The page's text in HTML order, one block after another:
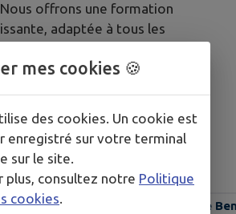
offrons une formation
adaptée à tous les
les informations utiles en
dédiée à L'Ecole Municipale
Théâtre (
de Musique, Danse et Théâtre de
mes cookies 🍪
des cookies. Un cookie est
enregistré sur votre terminal
sur le site.
plus, consultez notre Politique
cookies